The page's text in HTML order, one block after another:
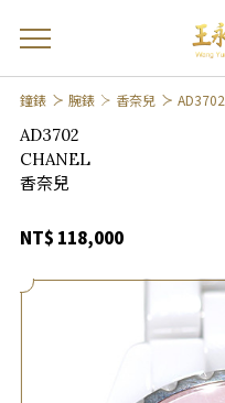
鐘錶 腕錶 香奈兒 AD3702
AD3702
CHANEL
香奈兒
NT$ 118,000